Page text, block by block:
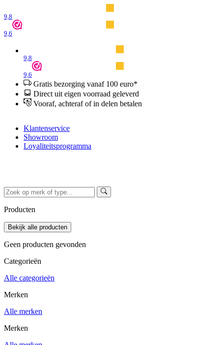
9,8
9,6
9,8
9,6
Gratis bezorging vanaf 100 euro*
Direct uit eigen voorraad geleverd
Vooraf, achteraf of in delen betalen
Klantenservice
Showroom
Loyaliteitsprogramma
Producten
Geen producten gevonden
Categorieën
Alle categorieën
Merken
Alle merken
Merken